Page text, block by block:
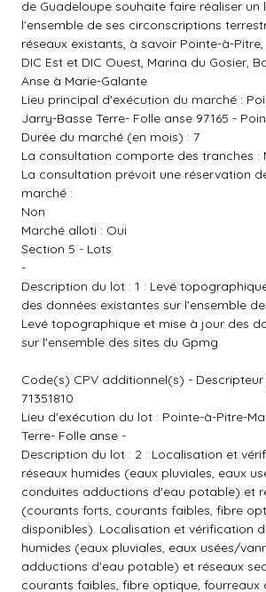
de Guadeloupe souhaite faire réaliser un
l'ensemble de ses circonscriptions
réseaux existants, à savoir Pointe-à-
DIC Est et DIC Ouest, Marina du Gosier,
Anse à Marie-Galante
Lieu principal d'exécution du marché :
Jarry-Basse Terre- Folle anse 97165 -
Durée du marché (en mois) : 7
La consultation comporte des tranches :
La consultation prévoit une réservation
marché :
Non
Marché alloti : Oui
Section 5 - Lots
-
Description du lot : 1 : Levé
des données existantes sur l'ensemble
Levé topographique et mise à jour des
sur l'ensemble des sites du Gpmg
Code(s) CPV additionnel(s) -
71351810
Lieu d'exécution du lot : Pointe-à-Pitre-
Terre- Folle anse -
Description du lot : 2 : Localisation et
réseaux humides (eaux pluviales, eaux
conduites adductions d'eau potable) et
(courants forts, courants faibles, fibre
disponibles). Localisation et vérification
humides (eaux pluviales, eaux usées/
adductions d'eau potable) et réseaux
courants faibles, fibre optique, fourreaux